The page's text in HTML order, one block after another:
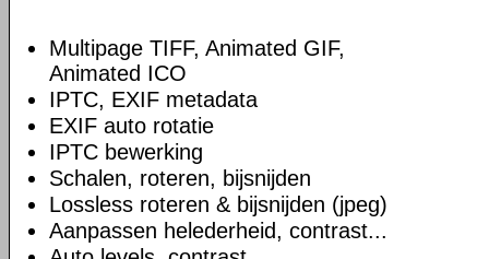
Multipage TIFF, Animated GIF,
Animated ICO
IPTC, EXIF metadata
EXIF auto rotatie
IPTC bewerking
Schalen, roteren, bijsnijden
Lossless roteren & bijsnijden (jpeg)
Aanpassen helederheid, contrast...